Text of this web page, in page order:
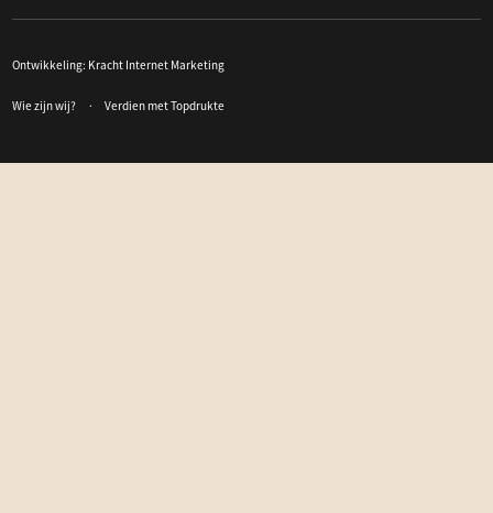
Ontwikkeling: Kracht Internet Marketing
Wie zijn wij? Verdien met Topdrukte